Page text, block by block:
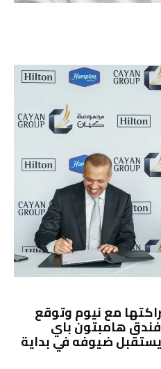
مع نيوم وتوقع
هامبتون باي
ضيوفه في بداية